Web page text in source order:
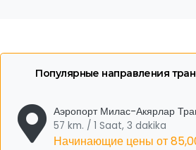
Популярные направления
Аэропорт Милас-Акярлар
57 km. / 1 Saat, 3 dakika
Начинающие цены от